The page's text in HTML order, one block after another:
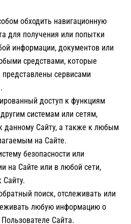
обходить навигационную
для получения или попытки
информации, документов или
средствами, которые
представлены сервисами
доступ к функциям
системам или сетям,
данному Сайту, а также к любым
на Сайте.
безопасности или
на Сайте или в любой сети,
Сайту.
поиск, отслеживать или
любую информацию о
Сайта.